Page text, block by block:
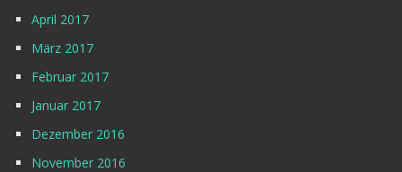
April 2017
März 2017
Februar 2017
Januar 2017
Dezember 2016
November 2016